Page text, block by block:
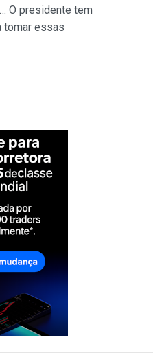
O presidente tem
tomar essas